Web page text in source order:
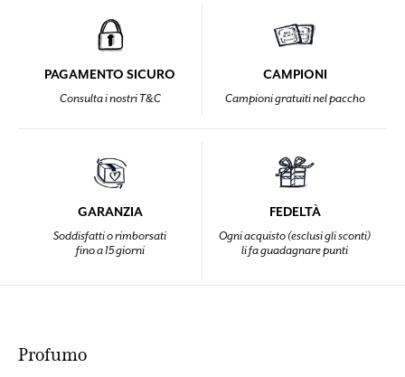
PAGAMENTO SICURO
Consulta i nostri T&C
CAMPIONI
Campioni gratuiti nel paccho
GARANZIA
Soddisfatti o rimborsati
fino a 15 giorni
FEDELTÀ
Ogni acquisto (esclusi gli sconti)
li fa guadagnare punti
Profumo